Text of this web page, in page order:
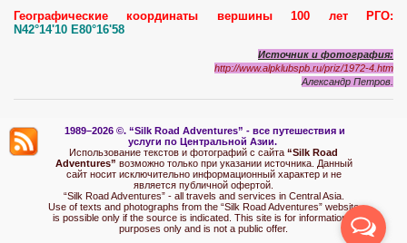
Географические координаты вершины 100 лет РГО:
N42°14'10 E80°16'58
Источник и фотография:
http://www.alpklubspb.ru/priz/1972-4.htm
Александр Петров.
1989–2026 ©. “Silk Road Adventures” - все путешествия и
услуги по Центральной Азии.
Использование текстов и фотографий с сайта “Silk Road
Adventures” возможно только при указании источника. Данный
сайт носит исключительно информационный характер и не
является публичной офертой.
“Silk Road Adventures” - all travels and services in Central Asia.
Use of texts and photographs from the “Silk Road Adventures” website
is possible only if the source is indicated. This site is for informational
purposes only and is not a public offer.